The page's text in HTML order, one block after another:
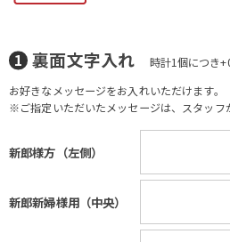
裏面文字入れ 時計1個につき
お好きなメッセージをお入れいただけます。
※ご指定いただいたメッセージは、スタッフ
新郎様方（左側）
新郎新婦様用（中央）